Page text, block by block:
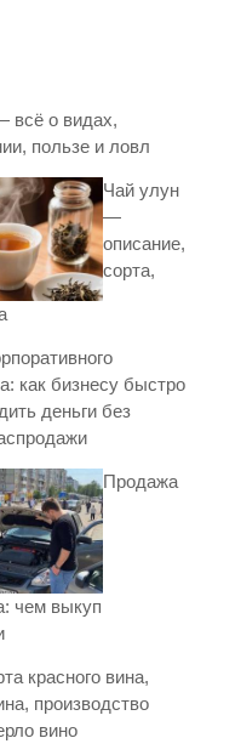
всё о видах,
пользе и ловл
Чай улун
—
описание,
сорта,
как бизнесу быстро
деньги без
Продажа
чем выкуп
красного вина,
производство
вино